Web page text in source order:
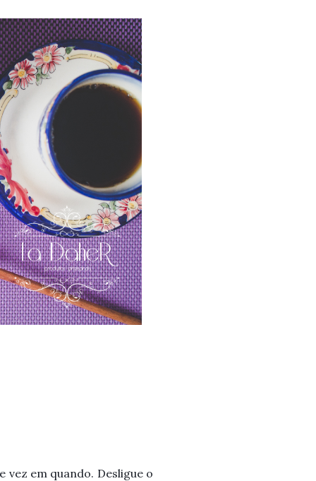
vez em quando. Desligue o